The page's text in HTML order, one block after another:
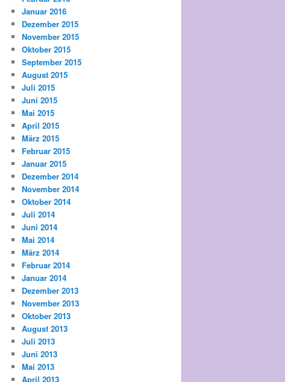
Januar 2016
Dezember 2015
November 2015
Oktober 2015
September 2015
August 2015
Juli 2015
Juni 2015
Mai 2015
April 2015
März 2015
Februar 2015
Januar 2015
Dezember 2014
November 2014
Oktober 2014
Juli 2014
Juni 2014
Mai 2014
März 2014
Februar 2014
Januar 2014
Dezember 2013
November 2013
Oktober 2013
August 2013
Juli 2013
Juni 2013
Mai 2013
April 2013